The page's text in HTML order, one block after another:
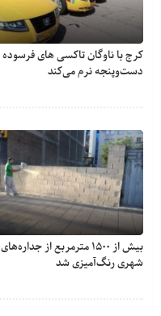
کرج با ناوگان تاکسی های فرسوده
دست‌وپنجه نرم می‌کند
بیش از ۱۵۰۰ مترمربع از جداره‌های
شهری رنگ‌آمیزی شد